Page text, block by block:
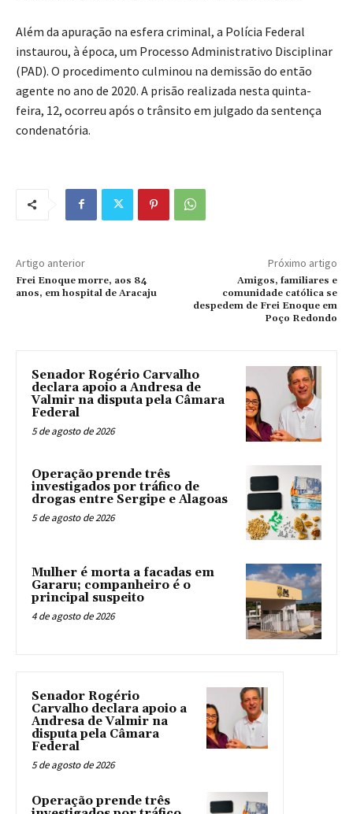
Além da apuração na esfera criminal, a Polícia Federal
instaurou, à época, um Processo Administrativo Disciplinar
(PAD). O procedimento culminou na demissão do então
agente no ano de 2020. A prisão realizada nesta quinta-
feira, 12, ocorreu após o trânsito em julgado da sentença
condenatória.
Artigo anterior
Frei Enoque morre, aos 84
anos, em hospital de Aracaju
Próximo artigo
Amigos, familiares e
comunidade católica se
despedem de Frei Enoque em
Poço Redondo
Senador Rogério Carvalho
declara apoio a Andresa de
Valmir na disputa pela Câmara
Federal
5 de agosto de 2026
Operação prende três
investigados por tráfico de
drogas entre Sergipe e Alagoas
5 de agosto de 2026
Mulher é morta a facadas em
Gararu; companheiro é o
principal suspeito
4 de agosto de 2026
Senador Rogério
Carvalho declara apoio a
Andresa de Valmir na
disputa pela Câmara
Federal
5 de agosto de 2026
Operação prende três